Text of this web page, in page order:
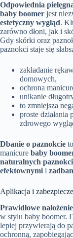
Odpowiednia
baby boomer jest
estetyczny wygląd.
zarówno dłoni, jak i
Gdy skórki oraz
paznokci staje się
zakładanie
domowych,
ochrona
unikanie
to zmniejsza
proste działania
zdrowego
Dbanie o paznokcie
manicure baby
naturalnych paznokci
efektownymi i
Aplikacja i
Prawidłowe
w stylu baby boomer.
lepiej przywierają do
ochronną,